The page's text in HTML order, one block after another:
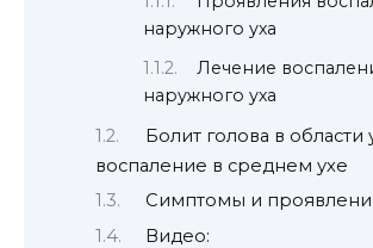
наружного уха
Лечение
наружного уха
Болит голова в области
воспаление в среднем ухе
Симптомы и
Видео: